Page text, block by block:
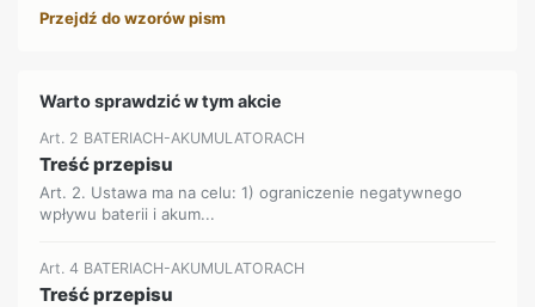
Przejdź do wzorów pism
Warto sprawdzić w tym akcie
Art. 2 BATERIACH-AKUMULATORACH
Treść przepisu
Art. 2. Ustawa ma na celu: 1) ograniczenie negatywnego
wpływu baterii i akum...
Art. 4 BATERIACH-AKUMULATORACH
Treść przepisu